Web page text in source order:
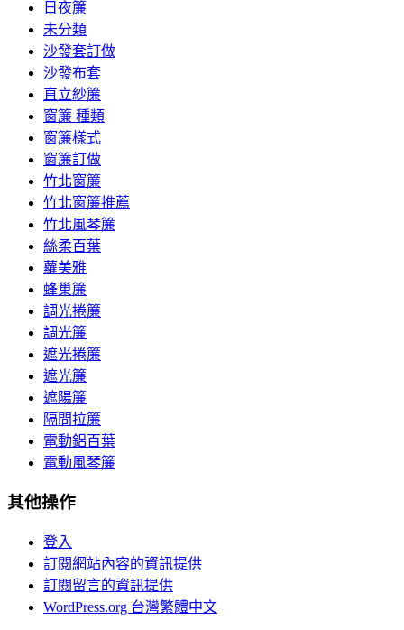
日夜簾
未分類
沙發套訂做
沙發布套
直立紗簾
窗簾 種類
窗簾樣式
窗簾訂做
竹北窗簾
竹北窗簾推薦
竹北風琴簾
絲柔百葉
蘿美雅
蜂巢簾
調光捲簾
調光簾
遮光捲簾
遮光簾
遮陽簾
隔間拉簾
電動鋁百葉
電動風琴簾
其他操作
登入
訂閱網站內容的資訊提供
訂閱留言的資訊提供
WordPress.org 台灣繁體中文